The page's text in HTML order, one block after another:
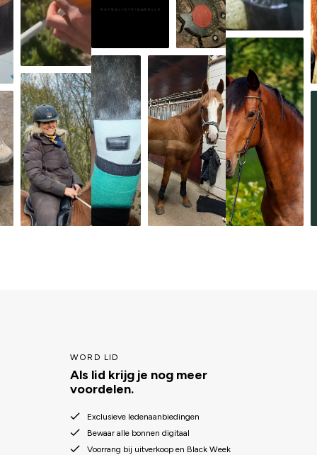
WORD LID
Als lid krijg je nog meer
voordelen.
Exclusieve ledenaanbiedingen
Bewaar alle bonnen digitaal
Voorrang bij uitverkoop en Black Week